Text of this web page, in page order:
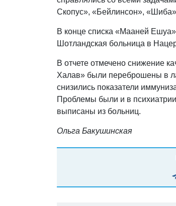
Скопус», «Бейлинсон»,
В конце списка «Мааней
Шотландская больница в
В отчете отмечено снижение
Халав» были переброшены в
снизились показатели
Проблемы были и в
выписаны из больниц.
Ольга Бакушинская